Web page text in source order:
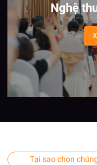
Nghệ
Tại sao chọn